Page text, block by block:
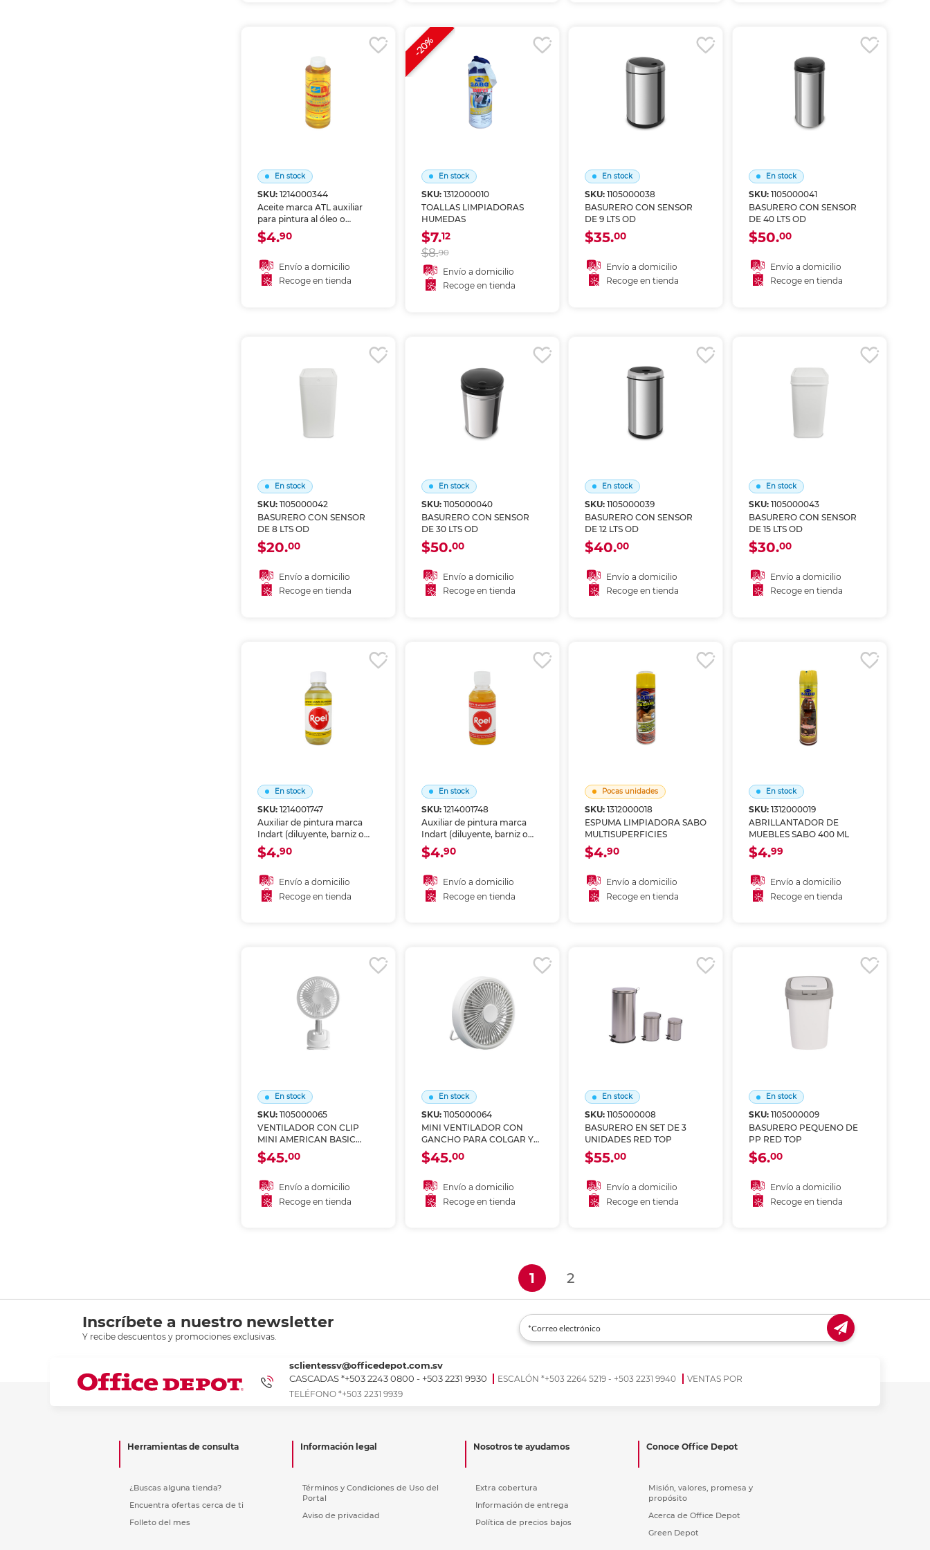
En stock
SKU: 1214000344
Aceite marca ATL auxiliar
para pintura al óleo o
protección. Mejora la fluidez,
el brillo y el comportamiento
soporte.
$4.90
Envío a domicilio
Recoge en tienda
En stock
SKU: 1312000010
TOALLAS LIMPIADORAS
HUMEDAS
$7.12
$8.90
Envío a domicilio
Recoge en tienda
-20%
En stock
SKU: 1105000038
BASURERO CON SENSOR
DE 9 LTS OD
$35.00
Envío a domicilio
Recoge en tienda
En stock
SKU: 1105000041
BASURERO CON SENSOR
DE 40 LTS OD
$50.00
Envío a domicilio
Recoge en tienda
En stock
SKU: 1105000042
BASURERO CON SENSOR
DE 8 LTS OD
$20.00
Envío a domicilio
Recoge en tienda
En stock
SKU: 1105000040
BASURERO CON SENSOR
DE 30 LTS OD
$50.00
Envío a domicilio
Recoge en tienda
En stock
SKU: 1105000039
BASURERO CON SENSOR
DE 12 LTS OD
$40.00
Envío a domicilio
Recoge en tienda
En stock
SKU: 1105000043
BASURERO CON SENSOR
DE 15 LTS OD
$30.00
Envío a domicilio
Recoge en tienda
En stock
SKU: 1214001747
Auxiliar de pintura marca
Indart (diluyente, barniz o
medio) para acabados
profesionales en arte y
para potenciar el
rendimiento de tus pinturas.
$4.90
Envío a domicilio
Recoge en tienda
En stock
SKU: 1214001748
Auxiliar de pintura marca
Indart (diluyente, barniz o
medio) para acabados
profesionales en arte y
para potenciar el
rendimiento de tus pinturas.
$4.90
Envío a domicilio
Recoge en tienda
Pocas unidades
SKU: 1312000018
ESPUMA LIMPIADORA SABO
MULTISUPERFICIES
$4.90
Envío a domicilio
Recoge en tienda
En stock
SKU: 1312000019
ABRILLANTADOR DE
MUEBLES SABO 400 ML
$4.99
Envío a domicilio
Recoge en tienda
En stock
SKU: 1105000065
VENTILADOR CON CLIP
MINI AMERICAN BASIC
LIGHT
$45.00
Envío a domicilio
Recoge en tienda
En stock
SKU: 1105000064
MINI VENTILADOR CON
GANCHO PARA COLGAR Y
BASE PARA MESA
FUNCIONAMIENTO
GRADUABLE INCLUYE
CONTROL REMOTO CON
DISPENSADOR PARA
$45.00
Envío a domicilio
Recoge en tienda
En stock
SKU: 1105000008
BASURERO EN SET DE 3
UNIDADES RED TOP
$55.00
Envío a domicilio
Recoge en tienda
En stock
SKU: 1105000009
BASURERO PEQUENO DE
PP RED TOP
$6.00
Envío a domicilio
Recoge en tienda
1 (current)
2
Inscríbete a nuestro newsletter
Y recibe descuentos y promociones exclusivas.
sclientessv@officedepot.com.sv
CASCADAS *+503 2243 0800 - +503 2231 9930
ESCALÓN *+503 2264 5219 - +503 2231 9940
VENTAS POR
TELÉFONO *+503 2231 9939
Herramientas de consulta
¿Buscas alguna tienda?
Encuentra ofertas cerca de ti
Folleto del mes
Información legal
Términos y Condiciones de Uso del
Portal
Aviso de privacidad
Nosotros te ayudamos
Extra cobertura
Información de entrega
Política de precios bajos
Conoce Office Depot
Misión, valores, promesa y
propósito
Acerca de Office Depot
Green Depot